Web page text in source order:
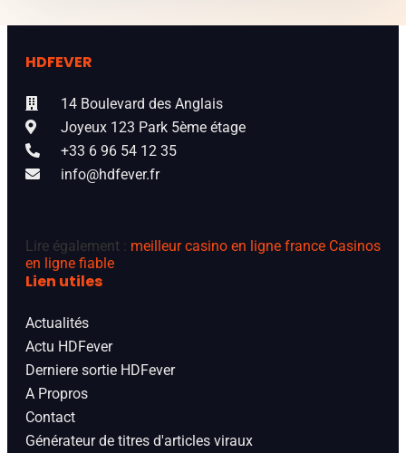
HDFEVER
14 Boulevard des Anglais
Joyeux 123 Park 5ème étage
+33 6 96 54 12 35
info@hdfever.fr
Lire également : meilleur casino en ligne france Casinos
en ligne fiable
Lien utiles
Actualités
Actu HDFever
Derniere sortie HDFever
A Propros
Contact
Générateur de titres d'articles viraux